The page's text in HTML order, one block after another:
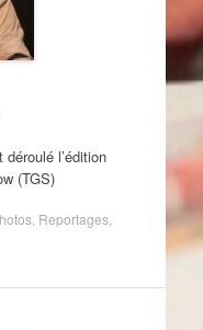
l’édition
(TGS)
, Reportages,